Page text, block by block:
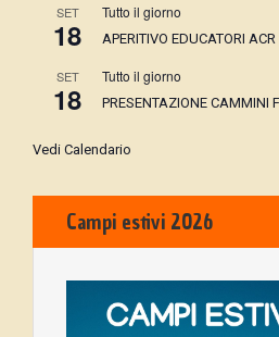
SET
18
Tutto il giorno
APERITIVO EDUCATORI ACR
SET
18
Tutto il giorno
PRESENTAZIONE CAMMINI
Vedi Calendario
Campi estivi 2026